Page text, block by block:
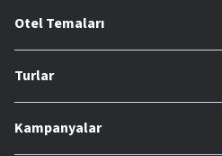
Otel Temaları
Turlar
Kampanyalar